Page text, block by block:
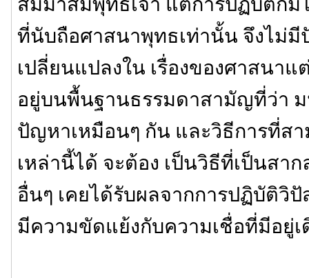
ที่นับถือศาสนาพุทธเท่านั้น จึงไม่มี
เปลี่ยนแปลงใน เรื่องของศาสนา
อยู่บนพื้นฐานธรรมดาสามัญที่ว่า
ปัญหาเหมือนๆ กัน และวิธีการที่ส
เหล่านี้ได้ จะต้อง เป็นวิธีที่เป็นสา
อื่นๆ เคยได้รับผลจากการปฏิบัติวิ
มีความขัดแย้งกับความเชื่อที่มีอยู่เ